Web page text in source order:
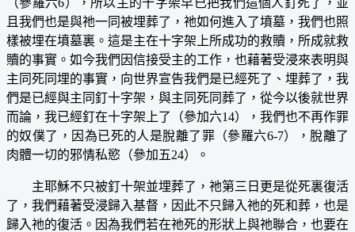
且我們也是與祂一同被埋葬了，祂如何進入了墳墓，我們也照
樣被埋在墳墓裏。這是主在十字架上所成功的救贖，所成就救
贖的事實。如今我們因信接受主的工作，也藉著受浸來表明與
主同死同埋的事實，向世界宣告我們是已經死了、埋葬了，我
們是已經與主同釘十字架，與主同死同葬了，從今以後就世界
而論，我已經釘在十字架上了（參加六14），我們也不再作罪
的奴僕了，因為已死的人是脫離了罪（參羅六6-7），脫離了
肉體一切的邪情私慾（參加五24）。
主耶穌不只被釘十架並埋葬了，祂第三日更是從死裏復活
了，我們藉著受浸歸入基督，因此不只歸入祂的死和葬，也是
歸入祂的復活。因為我們若在祂死的形狀上與祂聯合，也要在